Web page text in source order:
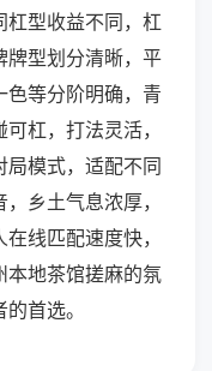
杠型收益不同，杠
牌型划分清晰，平
色等分阶明确，青
杠，打法灵活，
模式，适配不同
乡土气息浓厚，
线匹配速度快，
本地茶馆搓麻的氛
首选。